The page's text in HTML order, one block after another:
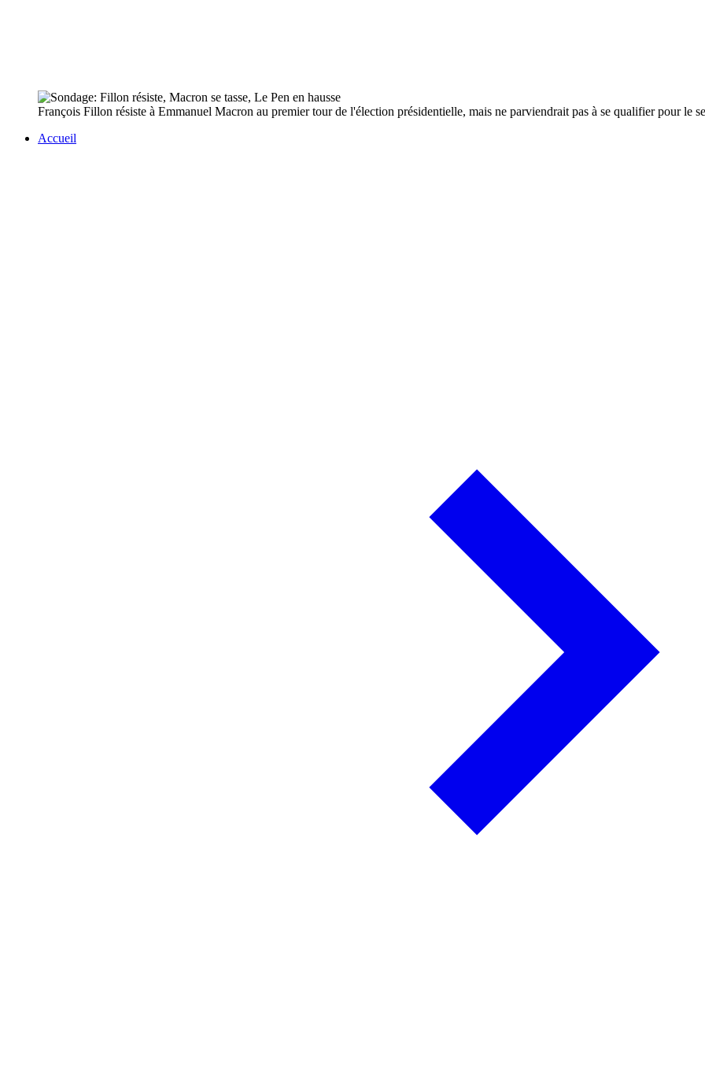
François Fillon résiste à Emmanuel Macron au premier tour de l'élection présidentielle, mais ne parviendrait pas à se qualifier pour le
Accueil